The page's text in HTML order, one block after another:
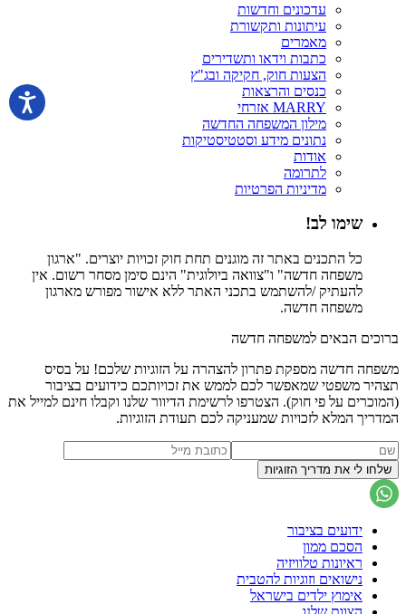
עדכונים וחדשות
עיתונות ותקשורת
מאמרים
כתבות וידאו ותשדירים
הצעות חוק, חקיקה ובג"ץ
כנסים והרצאות
MARRY אזרחי
מילון המשפחה החדשה
נתונים מידע וסטטיסטיקות
אודות
לתרומה
מדיניות הפרטיות
שימו לב!
כל התכנים באתר זה מוגנים תחת חוק זכויות יוצרים. "ארגון
משפחה חדשה" ו"צוואה ביולוגית" הינם סימן מסחר רשום. אין
להעתיק /להשתמש בתכני האתר ללא אישור מפורש מארגון
משפחה חדשה.
ברוכים הבאים למשפחה חדשה
משפחה חדשה מספקת פתרון להצהרה על הזוגיות שלכם! על בסיס
תצהיר משפטי שמאפשר לכם לממש את זכויותכם כידועים בציבור
(המוכרים על פי חוק). הצטרפו לרשימת הדיוור שלנו וקבלו חינם למייל את
המדריך המלא לזכויות שמעניקה לכם תעודת הזוגיות.
ידועים בציבור
הסכם ממון
ראיונות טלוויזיה
נישואים וזוגיות להטבית
אימוץ ילדים בישראל